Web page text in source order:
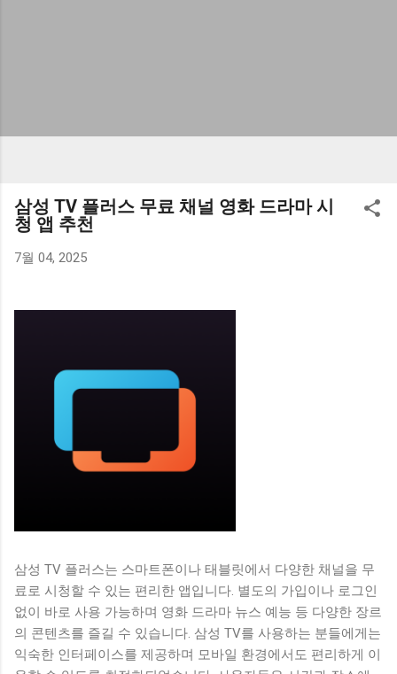
삼성 TV 플러스 무료 채널 영화 드라마 시
청 앱 추천
7월 04, 2025
삼성 TV 플러스는 스마트폰이나 태블릿에서 다양한 채널을 무
료로 시청할 수 있는 편리한 앱입니다. 별도의 가입이나 로그인
없이 바로 사용 가능하며 영화 드라마 뉴스 예능 등 다양한 장르
의 콘텐츠를 즐길 수 있습니다. 삼성 TV를 사용하는 분들에게는
익숙한 인터페이스를 제공하며 모바일 환경에서도 편리하게 이